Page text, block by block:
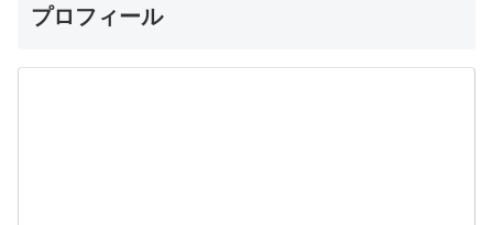
プロフィール